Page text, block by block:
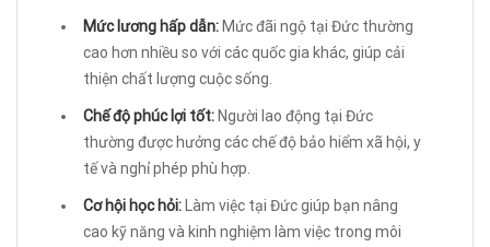
Mức lương hấp dẫn: Mức đãi ngộ tại Đức thường
cao hơn nhiều so với các quốc gia khác, giúp cải
thiện chất lượng cuộc sống.
Chế độ phúc lợi tốt: Người lao động tại Đức
thường được hưởng các chế độ bảo hiểm xã hội, y
tế và nghỉ phép phù hợp.
Cơ hội học hỏi: Làm việc tại Đức giúp bạn nâng
cao kỹ năng và kinh nghiệm làm việc trong môi